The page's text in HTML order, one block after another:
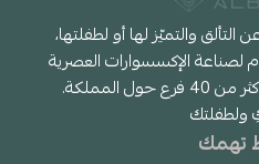
والتميّز لها أو لطفلتها،
حيث سخرنا خبرتنا منذ 1998م لصناعة الإكسسوارات العصرية
لتناسب جميع الأذواق، عبر أكثر من 40 فرع حول المملكة.
ولطفلتك
تهمك